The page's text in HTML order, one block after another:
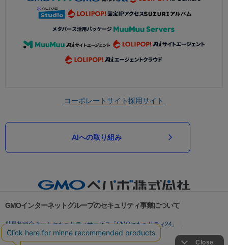
コーポレートサイト採用サイト
AIへの取り組み
GMOインターネットグループのセキュリティ事業について
世界初総合ネットセキュリティサービス「GMOセキュリティ24」
パスワード漏洩診断
Webサイトリスク診断